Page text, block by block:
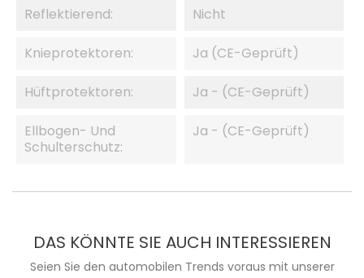
Reflektierend: Nicht
Knieprotektoren: Ja (CE-Geprüft)
Hüftprotektoren: Ja - (CE-Geprüft)
Ellbogen- Und
Schulterschutz:
Ja - (CE-Geprüft)
DAS KÖNNTE SIE AUCH INTERESSIEREN
Seien Sie den automobilen Trends voraus mit unserer